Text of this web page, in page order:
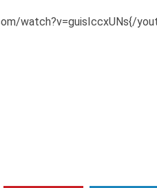
watch?v=guisIccxUNs{/